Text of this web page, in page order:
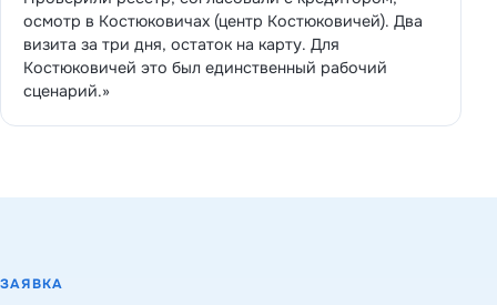
осмотр в Костюковичах (центр Костюковичей). Два
визита за три дня, остаток на карту. Для
Костюковичей это был единственный рабочий
сценарий.»
ЗАЯВКА